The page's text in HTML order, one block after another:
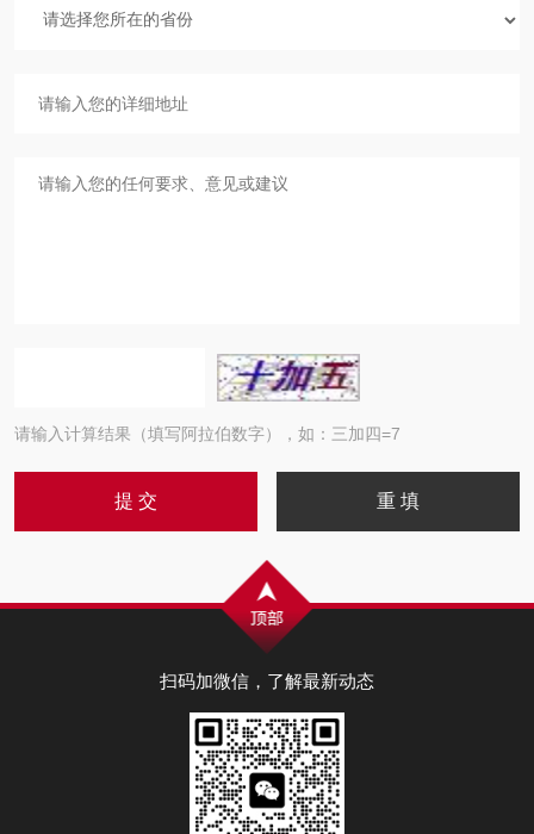
请输入计算结果（填写阿拉伯数字），如：三加四=7
扫码加微信，了解最新动态